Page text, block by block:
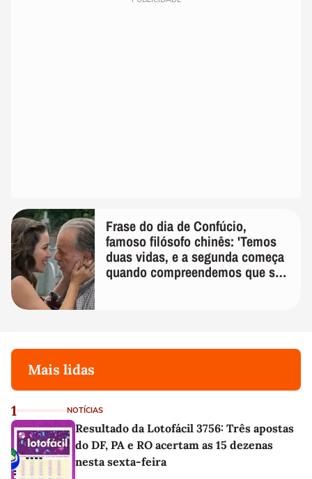
Frase do dia de Confúcio,
famoso filósofo chinês: 'Temos
duas vidas, e a segunda começa
quando compreendemos que só
Mais lidas
1 NOTÍCIAS
Resultado da Lotofácil 3756: Três apostas
do DF, PA e RO acertam as 15 dezenas
nesta sexta-feira